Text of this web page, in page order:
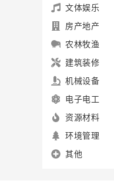
文体娱乐
房产地产
农林牧渔
建筑装修
机械设备
电子电工
资源材料
环境管理
其他